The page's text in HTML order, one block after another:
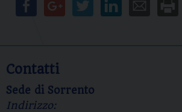
Contatti
Sede di Sorrento
Indirizzo: